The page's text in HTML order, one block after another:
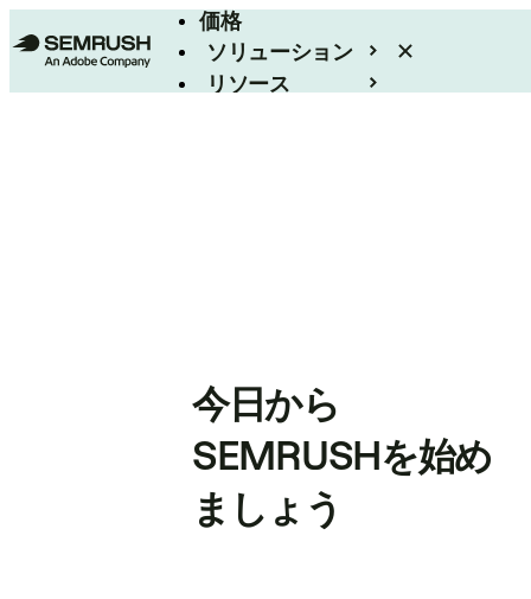
価格
ソリューション
リソース
今日から
SEMRUSHを始め
ましょう